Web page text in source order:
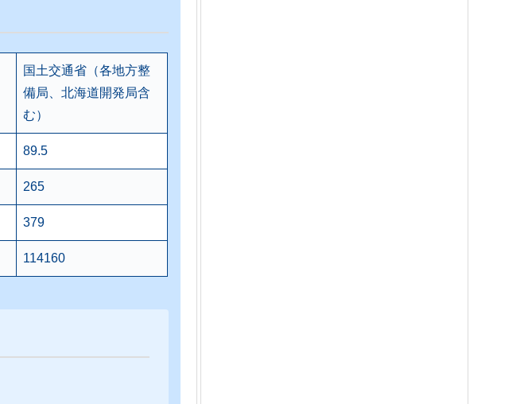
国土交通省（各地方整
備局、北海道開発局含
む）
89.5
265
379
114160